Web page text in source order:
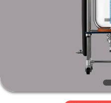
CONTROLE
QUALIDADE